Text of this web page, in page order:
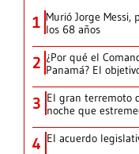
1 Murió Jorge Messi,
los 68 años
2 ¿Por qué el
Panamá? El
3 El gran terremoto
noche que
4 El acuerdo